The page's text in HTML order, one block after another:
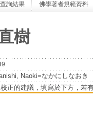
查詢結果 佛學著者規範資料
樹
Naoki=なかにしなおき
正的建議，填寫於下方，若